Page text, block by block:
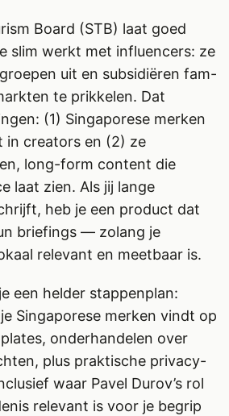
Board (STB) laat goed
slim werkt met influencers: ze
uit en subsidiëren fam-
te prikkelen. Dat
(1) Singaporese merken
in creators en (2) ze
long-form content die
laat zien. Als jij lange
heb je een product dat
briefings — zolang je
relevant en meetbaar is.
een helder stappenplan:
Singaporese merken vindt op
onderhandelen over
plus praktische privacy-
waar Pavel Durov’s rol
relevant is voor je begrip